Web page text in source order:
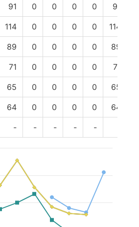
91 0 0 0 0 91
114 0 0 0 0 114
89 0 0 0 0 89
71 0 0 0 0 71
65 0 0 0 0 65
64 0 0 0 0 64
- - - - -